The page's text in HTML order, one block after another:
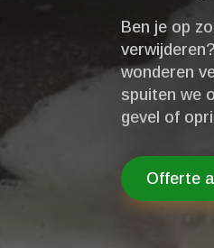
Ben je op
wonderen
spuiten we
gevel of
Offerte